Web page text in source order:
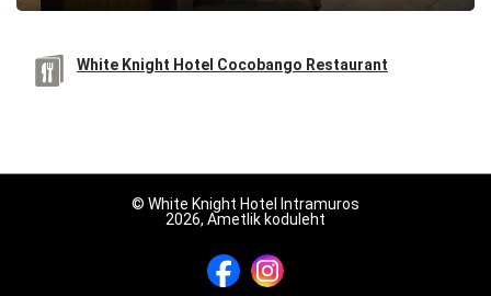
White Knight Hotel Cocobango Restaurant
© White Knight Hotel Intramuros
2026, Ametlik koduleht